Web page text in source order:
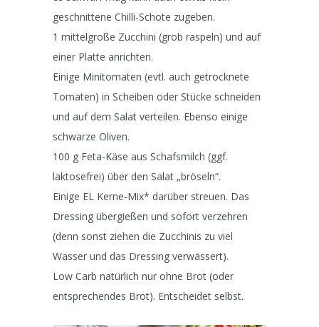
geschnittene Chilli-Schote zugeben.
1 mittelgroße Zucchini (grob raspeln) und auf
einer Platte anrichten.
Einige Minitomaten (evtl. auch getrocknete
Tomaten) in Scheiben oder Stücke schneiden
und auf dem Salat verteilen. Ebenso einige
schwarze Oliven.
100 g Feta-Käse aus Schafsmilch (ggf.
laktosefrei) über den Salat „bröseln“.
Einige EL Kerne-Mix* darüber streuen. Das
Dressing übergießen und sofort verzehren
(denn sonst ziehen die Zucchinis zu viel
Wasser und das Dressing verwässert).
Low Carb natürlich nur ohne Brot (oder
entsprechendes Brot). Entscheidet selbst.